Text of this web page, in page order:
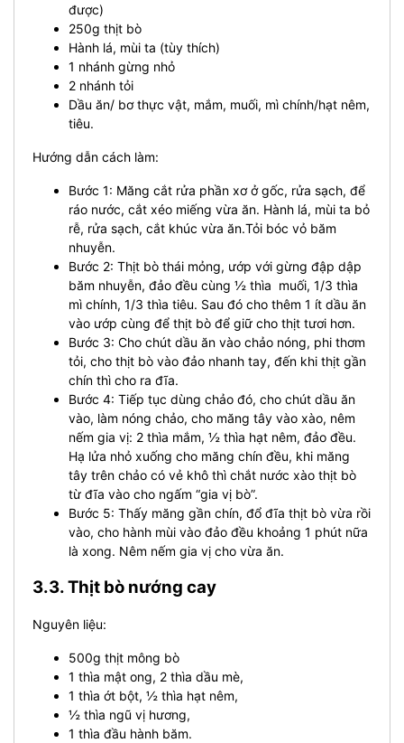
được)
250g thịt bò
Hành lá, mùi ta (tùy thích)
1 nhánh gừng nhỏ
2 nhánh tỏi
Dầu ăn/ bơ thực vật, mắm, muối, mì chính/hạt nêm,
tiêu.
Hướng dẫn cách làm:
Bước 1: Măng cắt rửa phần xơ ở gốc, rửa sạch, để
ráo nước, cắt xéo miếng vừa ăn. Hành lá, mùi ta bỏ
rễ, rửa sạch, cắt khúc vừa ăn.Tỏi bóc vỏ băm
nhuyễn.
Bước 2: Thịt bò thái mỏng, ướp với gừng đập dập
băm nhuyễn, đảo đều cùng ½ thìa muối, 1/3 thìa
mì chính, 1/3 thìa tiêu. Sau đó cho thêm 1 ít dầu ăn
vào ướp cùng để thịt bò để giữ cho thịt tươi hơn.
Bước 3: Cho chút dầu ăn vào chảo nóng, phi thơm
tỏi, cho thịt bò vào đảo nhanh tay, đến khi thịt gần
chín thì cho ra đĩa.
Bước 4: Tiếp tục dùng chảo đó, cho chút dầu ăn
vào, làm nóng chảo, cho măng tây vào xào, nêm
nếm gia vị: 2 thìa mắm, ½ thìa hạt nêm, đảo đều.
Hạ lửa nhỏ xuống cho măng chín đều, khi măng
tây trên chảo có vẻ khô thì chắt nước xào thịt bò
từ đĩa vào cho ngấm “gia vị bò”.
Bước 5: Thấy măng gần chín, đổ đĩa thịt bò vừa rồi
vào, cho hành mùi vào đảo đều khoảng 1 phút nữa
là xong. Nêm nếm gia vị cho vừa ăn.
3.3. Thịt bò nướng cay
Nguyên liệu:
500g thịt mông bò
1 thìa mật ong, 2 thìa dầu mè,
1 thìa ớt bột, ½ thìa hạt nêm,
½ thìa ngũ vị hương,
1 thìa đầu hành băm.